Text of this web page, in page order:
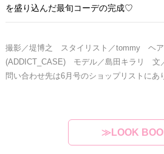
を盛り込んだ最旬コーデの完成♡
撮影／堤博之 スタイリスト／tommy ヘア
(ADDICT_CASE) モデル／島田キラリ
文
問い合わせ先は6月号のショップリストにあ
≫LOOK